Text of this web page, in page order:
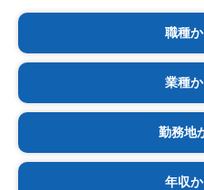
職種
業種
勤務地
年収